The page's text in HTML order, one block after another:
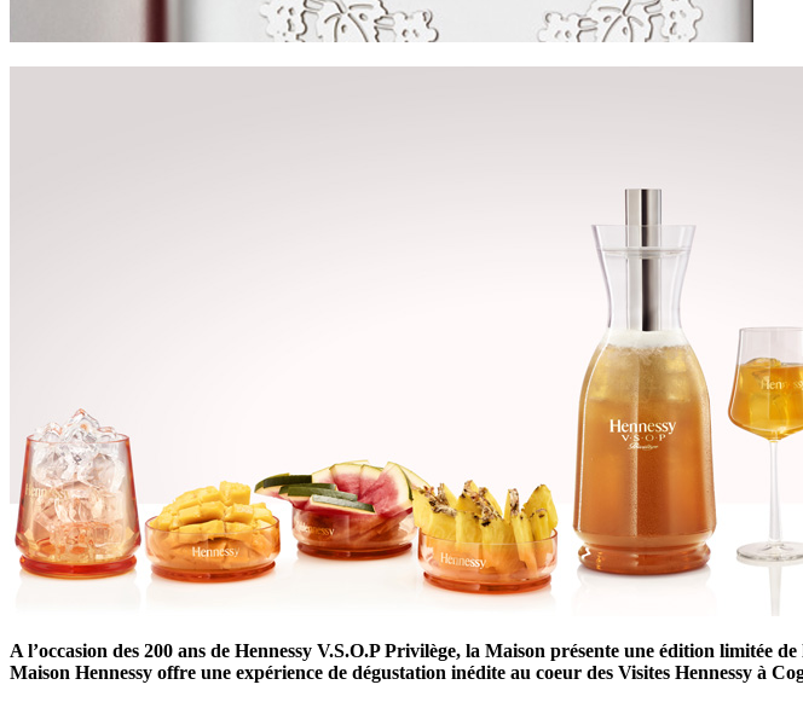
A l’occasion des 200 ans de Hennessy V.S.O.P Privilège, la Maison présente une édition limitée
Maison Hennessy offre une expérience de dégustation inédite au coeur des Visites Hennessy à